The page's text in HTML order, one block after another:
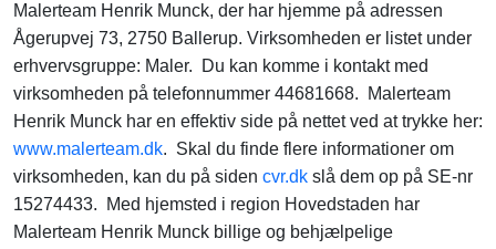
Malerteam Henrik Munck, der har hjemme på adressen
Ågerupvej 73, 2750 Ballerup. Virksomheden er listet under
erhvervsgruppe: Maler. Du kan komme i kontakt med
virksomheden på telefonnummer 44681668. Malerteam
Henrik Munck har en effektiv side på nettet ved at trykke her:
www.malerteam.dk. Skal du finde flere informationer om
virksomheden, kan du på siden cvr.dk slå dem op på SE-nr
15274433. Med hjemsted i region Hovedstaden har
Malerteam Henrik Munck billige og behjælpelige